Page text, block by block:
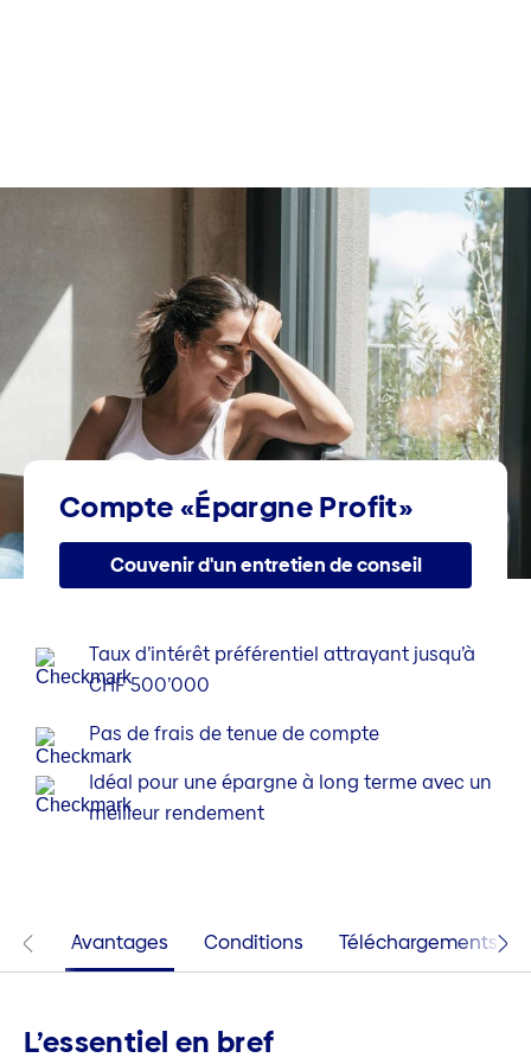
Compte «Épargne Profit»
Couvenir d'un entretien de conseil
Taux d’intérêt préférentiel attrayant jusqu’à
CHF 500’000
Pas de frais de tenue de compte
Idéal pour une épargne à long terme avec un
meilleur rendement
Avantages Conditions Téléchargements
L’essentiel en bref